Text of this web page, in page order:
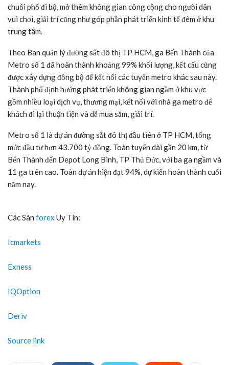
chuỗi phố đi bộ, mở thêm không gian công cộng cho người dân
vui chơi, giải trí cũng như góp phần phát triển kinh tế đêm ở khu
trung tâm.
Theo Ban quản lý đường sắt đô thị TP HCM, ga Bến Thành của
Metro số 1 đã hoàn thành khoảng 99% khối lượng, kết cấu cũng
được xây dựng đồng bộ để kết nối các tuyến metro khác sau này.
Thành phố định hướng phát triển không gian ngầm ở khu vực
gồm nhiều loại dịch vụ, thương mại, kết nối với nhà ga metro để
khách đi lại thuận tiện và dễ mua sắm, giải trí.
Metro số 1 là dự án đường sắt đô thị đầu tiên ở TP HCM, tổng
mức đầu tư hơn 43.700 tỷ đồng. Toàn tuyến dài gần 20 km, từ
Bến Thành đến Depot Long Bình, TP Thủ Đức, với ba ga ngầm và
11 ga trên cao. Toàn dự án hiện đạt 94%, dự kiến hoàn thành cuối
năm nay.
Các Sàn forex Uy Tín:
Icmarkets
Exness
IQOption
Deriv
Source link